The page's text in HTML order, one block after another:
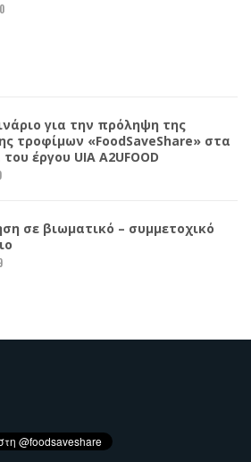
για την πρόληψη της
τροφίμων «FoodSaveShare» στα
έργου UIA A2UFOOD
σε βιωματικό – συμμετοχικό